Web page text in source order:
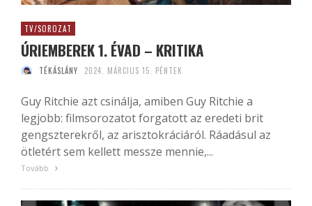
TV/SOROZAT
ÚRIEMBEREK 1. ÉVAD – KRITIKA
TÉKÁSLÁNY 2024. MÁRCIUS 15. PÉNTEK
Guy Ritchie azt csinálja, amiben Guy Ritchie a
legjobb: filmsorozatot forgatott az eredeti brit
gengszterekről, az arisztokráciáról. Ráadásul az
ötletért sem kellett messze mennie,...
Tovább